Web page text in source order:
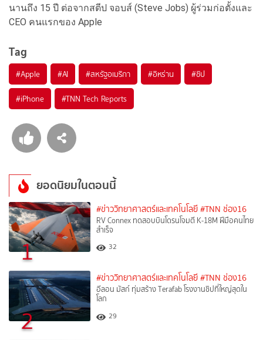
นานถึง 15 ปี ต่อจากสตีป จอบส์ (Steve Jobs) ผู้ร่วมก่อตั้งและ
CEO คนแรกของ Apple
Tag
#Apple #AI #สหรัฐอเมริกา #อิหร่าน #ชิป
#iPhone #TNN Tech Reports
ยอดนิยมในตอนนี้
1
#ข่าววิทยาศาสตร์และเทคโนโลยี #TNN ช่อง16
RV Connex ทดสอบบินโดรนโจมตี K-18M ฝีมือคนไทย
สำเร็จ
32
2
#ข่าววิทยาศาสตร์และเทคโนโลยี #TNN ช่อง16
อีลอน มัสก์ ทุ่มสร้าง Terafab โรงงานชิปที่ใหญ่สุดใน
โลก
29